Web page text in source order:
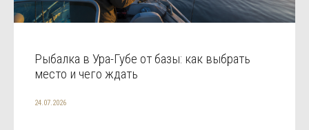
Рыбалка в Ура-Губе от базы: как выбрать
место и чего ждать
24.07.2026